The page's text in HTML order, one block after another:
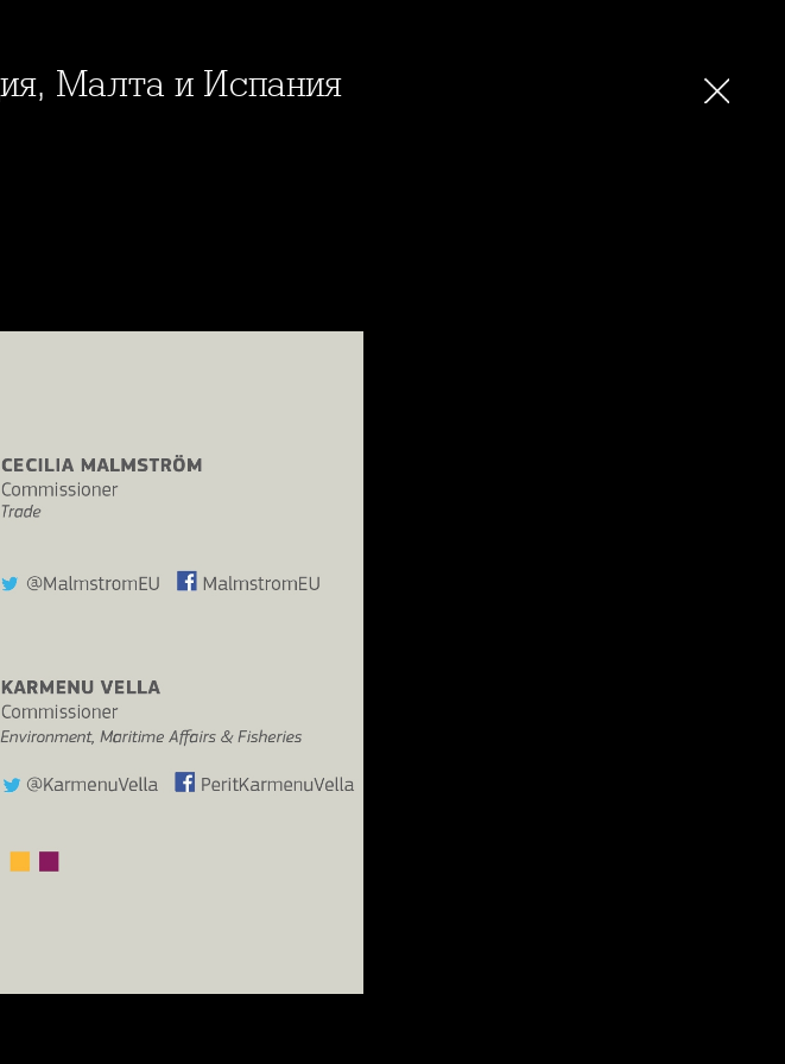
Малта и Испания